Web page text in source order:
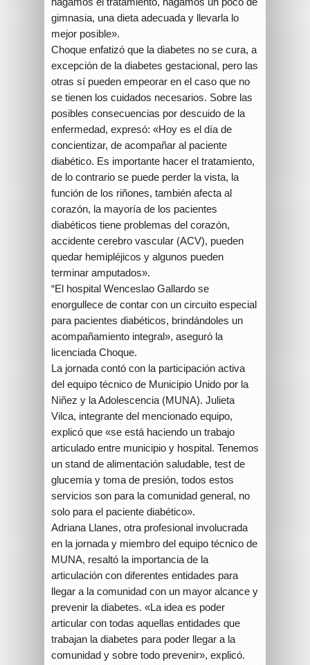
gimnasia, una dieta adecuada y llevarla lo
mejor posible».
Choque enfatizó que la diabetes no se cura, a
excepción de la diabetes gestacional, pero las
otras sí pueden empeorar en el caso que no
se tienen los cuidados necesarios. Sobre las
posibles consecuencias por descuido de la
enfermedad, expresó: «Hoy es el día de
concientizar, de acompañar al paciente
diabético. Es importante hacer el tratamiento,
de lo contrario se puede perder la vista, la
función de los riñones, también afecta al
corazón, la mayoría de los pacientes
diabéticos tiene problemas del corazón,
accidente cerebro vascular (ACV), pueden
quedar hemipléjicos y algunos pueden
terminar amputados».
“El hospital Wenceslao Gallardo se
enorgullece de contar con un circuito especial
para pacientes diabéticos, brindándoles un
acompañamiento integral», aseguró la
licenciada Choque.
La jornada contó con la participación activa
del equipo técnico de Municipio Unido por la
Niñez y la Adolescencia (MUNA). Julieta
Vilca, integrante del mencionado equipo,
explicó que «se está haciendo un trabajo
articulado entre municipio y hospital. Tenemos
un stand de alimentación saludable, test de
glucemia y toma de presión, todos estos
servicios son para la comunidad general, no
solo para el paciente diabético».
Adriana Llanes, otra profesional involucrada
en la jornada y miembro del equipo técnico de
MUNA, resaltó la importancia de la
articulación con diferentes entidades para
llegar a la comunidad con un mayor alcance y
prevenir la diabetes. «La idea es poder
articular con todas aquellas entidades que
trabajan la diabetes para poder llegar a la
comunidad y sobre todo prevenir», explicó.